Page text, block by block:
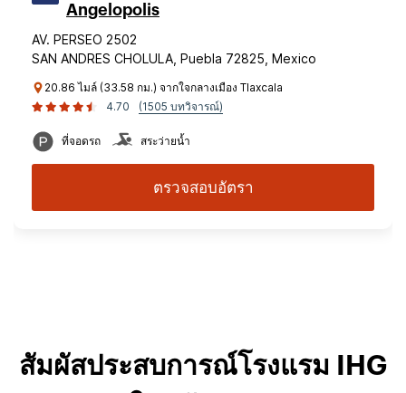
Angelopolis
AV. PERSEO 2502
SAN ANDRES CHOLULA, Puebla 72825, Mexico
20.86 ไมล์ (33.58 กม.) จากใจกลางเมือง Tlaxcala
4.70
(1505 บทวิจารณ์)
ที่จอดรถ สระว่ายน้ำ
ตรวจสอบอัตรา
สัมผัสประสบการณ์โรงแรม IHG